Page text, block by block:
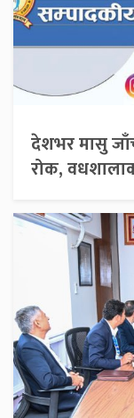
देशभर मासु
रोक,